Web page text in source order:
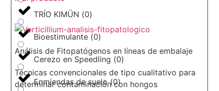
TRÍO KIMÜN (0)
Bioestimulante (0)
Cerezo en Speedling (0)
Enmiendas de suelo (0)
Análisis de Fitopatógenos en líneas de embalaje
Técnicas convencionales de tipo cualitativo para
determinar contaminación con hongos